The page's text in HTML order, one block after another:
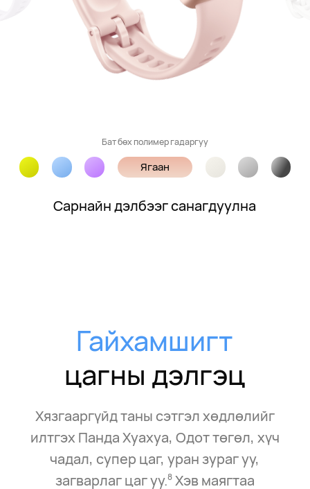
Бат бөх полимер гадаргуу
Ягаан
Сарнайн дэлбээг санагдуулна
Гайхамшигт
цагны дэлгэц
Хязгааргүйд таны сэтгэл хөдлөлийг
илтгэх Панда Хуахуа, Одот төгөл, хүч
чадал, супер цаг, уран зураг уу,
загварлаг цаг уу.8Хэв маягтаа